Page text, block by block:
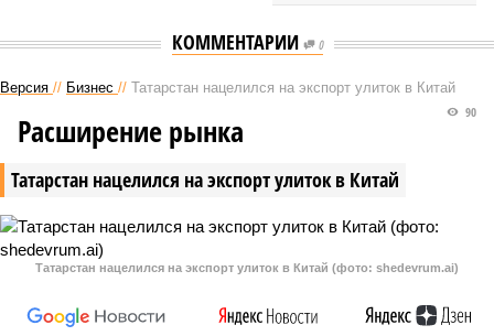
КОММЕНТАРИИ 0
Версия // Бизнес // Татарстан нацелился на экспорт улиток в Китай
Татарстан нацелился на экспорт улиток в Китай
90
Расширение рынка
Татарстан нацелился на экспорт улиток в Китай (фото: shedevrum.ai)